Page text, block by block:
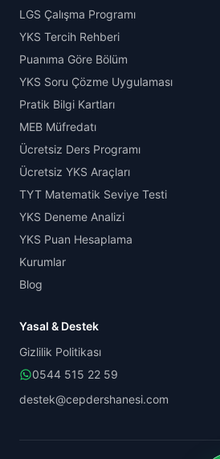
LGS Çalışma Programı
YKS Tercih Rehberi
Puanıma Göre Bölüm
YKS Soru Çözme Uygulaması
Pratik Bilgi Kartları
MEB Müfredatı
Ücretsiz Ders Programı
Ücretsiz YKS Araçları
TYT Matematik Seviye Testi
YKS Deneme Analizi
YKS Puan Hesaplama
Kurumlar
Blog
Yasal & Destek
Gizlilik Politikası
0544 515 22 59
destek@cepdershanesi.com